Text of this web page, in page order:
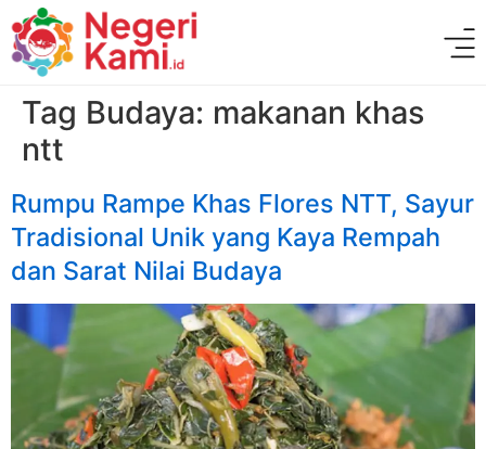
Tag Budaya: makanan khas
ntt
Rumpu Rampe Khas Flores NTT, Sayur
Tradisional Unik yang Kaya Rempah
dan Sarat Nilai Budaya